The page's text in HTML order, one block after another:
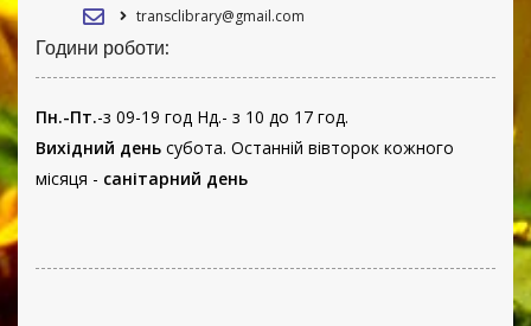
transclibrary@gmail.com
Години роботи:
Пн.-Пт.-з 09-19 год Нд.- з 10 до 17 год.
Вихідний день субота. Останній вівторок кожного
місяця - санітарний день